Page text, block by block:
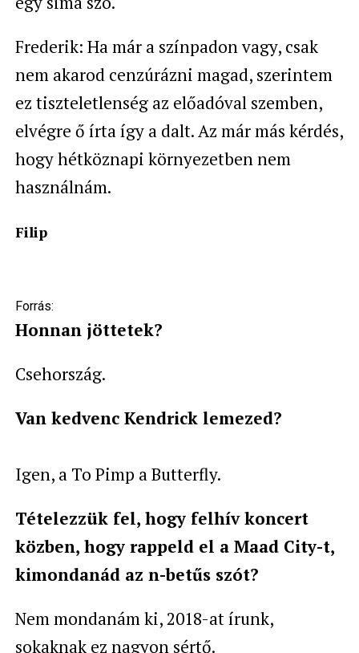
Frederik: Ha már a színpadon vagy, csak
nem akarod cenzúrázni magad, szerintem
ez tiszteletlenség az előadóval szemben,
elvégre ő írta így a dalt. Az már más kérdés,
hogy hétköznapi környezetben nem
használnám.
Filip
Forrás:
Honnan jöttetek?
Csehország.
Van kedvenc Kendrick lemezed?
Igen, a To Pimp a Butterfly.
Tételezzük fel, hogy felhív koncert
közben, hogy rappeld el a Maad City-t,
kimondanád az n-betűs szót?
Nem mondanám ki, 2018-at írunk,
sokaknak ez nagyon sértő.